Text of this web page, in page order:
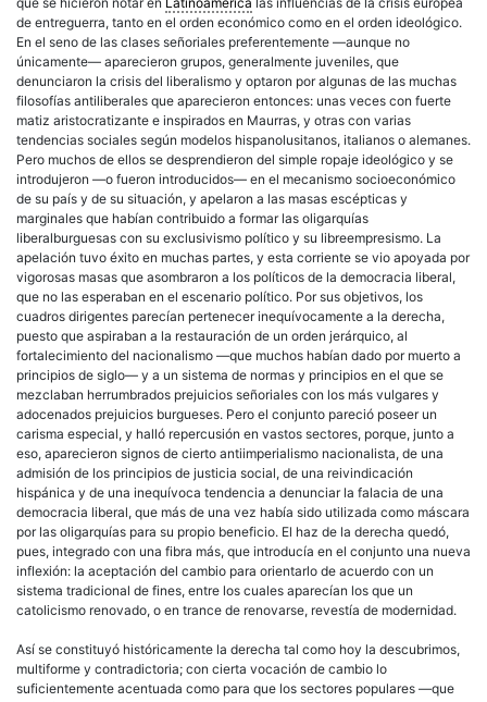
de entreguerra, tanto en el orden económico como en el orden ideológico.
En el seno de las clases señoriales preferentemente —aunque no
únicamente— aparecieron grupos, generalmente juveniles, que
denunciaron la crisis del liberalismo y optaron por algunas de las muchas
filosofías antiliberales que aparecieron entonces: unas veces con fuerte
matiz aristocratizante e inspirados en Maurras, y otras con varias
tendencias sociales según modelos hispanolusitanos, italianos o alemanes.
Pero muchos de ellos se desprendieron del simple ropaje ideológico y se
introdujeron —o fueron introducidos— en el mecanismo socioeconómico
de su país y de su situación, y apelaron a las masas escépticas y
marginales que habían contribuido a formar las oligarquías
liberalburguesas con su exclusivismo político y su libreempresismo. La
apelación tuvo éxito en muchas partes, y esta corriente se vio apoyada por
vigorosas masas que asombraron a los políticos de la democracia liberal,
que no las esperaban en el escenario político. Por sus objetivos, los
cuadros dirigentes parecían pertenecer inequívocamente a la derecha,
puesto que aspiraban a la restauración de un orden jerárquico, al
fortalecimiento del nacionalismo —que muchos habían dado por muerto a
principios de siglo— y a un sistema de normas y principios en el que se
mezclaban herrumbrados prejuicios señoriales con los más vulgares y
adocenados prejuicios burgueses. Pero el conjunto pareció poseer un
carisma especial, y halló repercusión en vastos sectores, porque, junto a
eso, aparecieron signos de cierto antiimperialismo nacionalista, de una
admisión de los principios de justicia social, de una reivindicación
hispánica y de una inequívoca tendencia a denunciar la falacia de una
democracia liberal, que más de una vez había sido utilizada como máscara
por las oligarquías para su propio beneficio. El haz de la derecha quedó,
pues, integrado con una fibra más, que introducía en el conjunto una nueva
inflexión: la aceptación del cambio para orientarlo de acuerdo con un
sistema tradicional de fines, entre los cuales aparecían los que un
catolicismo renovado, o en trance de renovarse, revestía de modernidad.
Así se constituyó históricamente la derecha tal como hoy la descubrimos,
multiforme y contradictoria; con cierta vocación de cambio lo
suficientemente acentuada como para que los sectores populares —que